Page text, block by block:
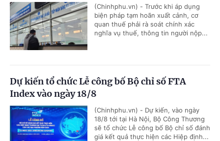
(Chinhphu.vn) - Trước khi áp dụng
biện pháp tạm hoãn xuất cảnh, cơ
quan thuế phải rà soát chính xác
nghĩa vụ thuế, thông tin người nộp...
Dự kiến tổ chức Lễ công bố Bộ chỉ số FTA
Index vào ngày 18/8
(Chinhphu.vn) - Dự kiến, vào ngày
18/8 tới tại Hà Nội, Bộ Công Thương
sẽ tổ chức Lễ công bố Bộ chỉ số đánh
giá kết quả thực hiện các Hiệp định...